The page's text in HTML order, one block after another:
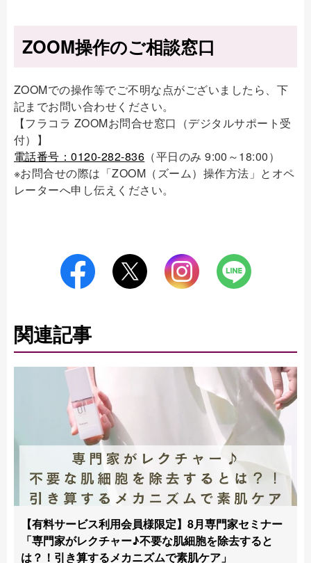
ZOOM操作のご相談窓口
ZOOMでの操作等でご不明な点がございましたら、下
記までお問い合わせください。
【フラコラ ZOOMお問合せ窓口（デジタルサポート受
付）】
電話番号：0120-282-836 （平日のみ 9:00～18:00）
※お問合せの際は「ZOOM（ズーム）操作方法」とオペ
レーターへ申し伝えください。
関連記事
【有料サービス利用会員様限定】8月専門家セミナー
「専門家がレクチャー♪不要な肌細胞を除去すると
は？！引き算するメカニズムで素肌ケア」